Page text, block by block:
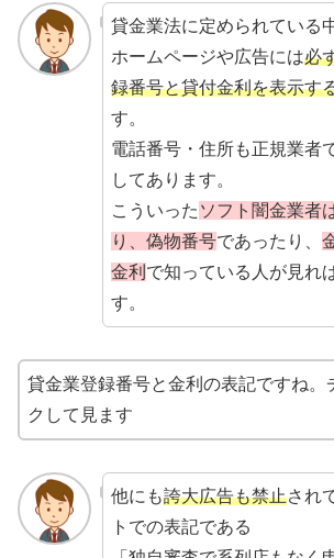
貸金業法に定められている
ホームページや広告には必
録番号と貸付金利を表示す
す。
電話番号・住所も正規業者
してあります。
こういった ソフト闇金業者
り、偽物番号であったり、
金利 で知っている人が見れ
す。
貸金業登録番号と金利の表記ですね。
クして見ます
他にも誇大広告も禁止され
トでの表記である